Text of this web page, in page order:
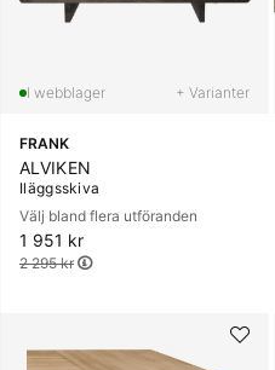
+ Varianter
FRANK
ALVIKEN
Iläggsskiva
Välj bland flera utföranden
1 951 kr
Ordinarie pris:
2 295 kr